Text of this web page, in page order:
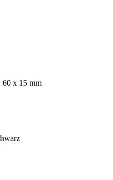
60 x 15 mm